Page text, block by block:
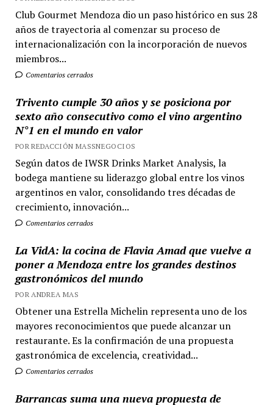
Club Gourmet Mendoza dio un paso histórico en sus 28
años de trayectoria al comenzar su proceso de
internacionalización con la incorporación de nuevos
miembros...
Comentarios cerrados
Trivento cumple 30 años y se posiciona por
sexto año consecutivo como el vino argentino
N°1 en el mundo en valor
POR REDACCIÓN MASSNEGOCIOS
Según datos de IWSR Drinks Market Analysis, la
bodega mantiene su liderazgo global entre los vinos
argentinos en valor, consolidando tres décadas de
crecimiento, innovación...
Comentarios cerrados
La VidA: la cocina de Flavia Amad que vuelve a
poner a Mendoza entre los grandes destinos
gastronómicos del mundo
POR ANDREA MAS
Obtener una Estrella Michelin representa uno de los
mayores reconocimientos que puede alcanzar un
restaurante. Es la confirmación de una propuesta
gastronómica de excelencia, creatividad...
Comentarios cerrados
Barrancas suma una nueva propuesta de